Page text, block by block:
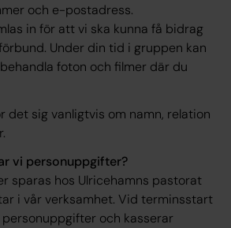
och e-postadress.
in för att vi ska kunna få bidrag
Under din tid i gruppen kan
foton och filmer där du
det sig vanligtvis om namn, relation
vi personuppgifter?
sparas hos Ulricehamns pastorat
i vår verksamhet. Vid terminsstart
och kasserar